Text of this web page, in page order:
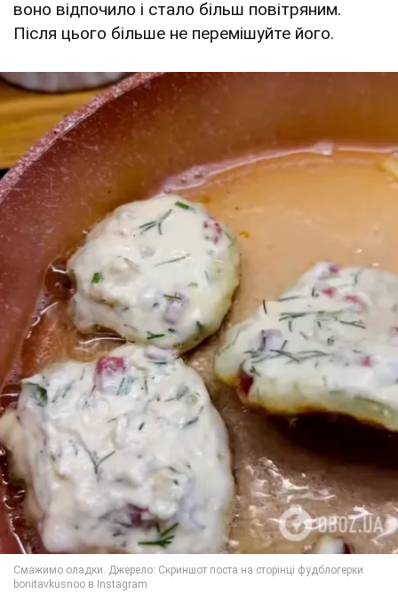
воно відпочило і стало більш повітряним.
Після цього більше не перемішуйте його.